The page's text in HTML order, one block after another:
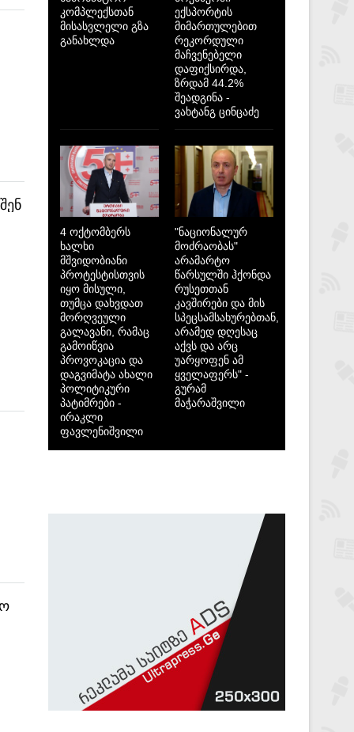
კომპლექსთან
მისასვლელი გზა
განახლდა
ექსპორტის
მიმართულებით
რეკორდული
მაჩვენებელი
დაფიქსირდა,
ზრდამ 44.2%
შეადგინა -
ვახტანგ ცინცაძე
4 ოქტომბერს
ხალხი
მშვიდობიანი
პროტესტისთვის
იყო მისული,
თუმცა დახვდათ
მორღვეული
გალავანი, რამაც
გამოიწვია
პროვოკაცია და
დაგვიმატა ახალი
პოლიტიკური
პატიმრები -
ირაკლი
ფავლენიშვილი
"ნაციონალურ
მოძრაობას"
არამარტო
წარსულში ჰქონდა
რუსეთთან
კავშირები და მის
სპეცსამსახურებთან,
არამედ დღესაც
აქვს და არც
უარყოფენ ამ
ყველაფერს" -
გურამ
მაჭარაშვილი